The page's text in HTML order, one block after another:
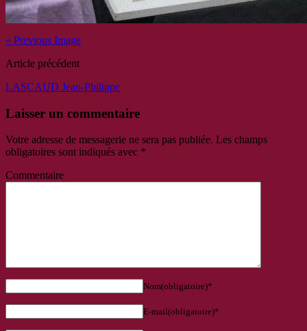
« Previous Image
Article précédent
LASCAUD Jean-Philippe
Laisser un commentaire
Votre adresse de messagerie ne sera pas publiée. Les champs
obligatoires sont indiqués avec *
Commentaire
Nom(obligatoire)*
E-mail(obligatoire)*